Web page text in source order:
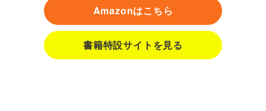
Amazonはこちら
書籍特設サイトを見る